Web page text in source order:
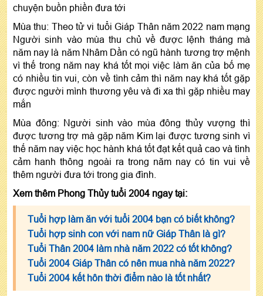
chuyện buồn phiền đưa tới
Mùa thu: Theo tử vi tuổi Giáp Thân năm 2022 nam mạng
Người sinh vào mùa thu chủ về được lệnh tháng mà
năm nay là năm Nhâm Dần có ngũ hành tương trợ mệnh
vì thế trong năm nay khá tốt mọi việc làm ăn của bố mẹ
có nhiều tin vui, còn về tình cảm thì năm nay khá tốt gặp
được người mình thương yêu và đi xa thì gặp nhiều may
mắn
Mùa đông: Người sinh vào mùa đông thủy vượng thì
được tương trợ mà gặp năm Kim lại được tương sinh vì
thế năm nay việc học hành khá tốt đạt kết quả cao và tình
cảm hanh thông ngoài ra trong năm nay có tin vui về
thêm người đưa tới trong gia đình.
Xem thêm Phong Thủy tuổi 2004 ngay tại:
Tuổi hợp làm ăn với tuổi 2004 bạn có biết không?
Tuổi hợp sinh con với nam nữ Giáp Thân là gì?
Tuổi Thân 2004 làm nhà năm 2022 có tốt không?
Tuổi 2004 Giáp Thân có nên mua nhà năm 2022?
Tuổi 2004 kết hôn thời điểm nào là tốt nhất?